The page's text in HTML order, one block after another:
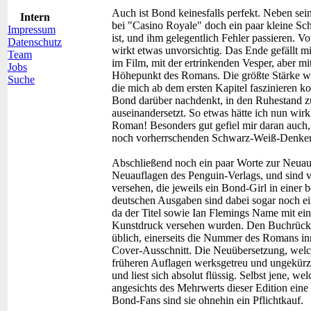
Intern
Impressum
Datenschutz
Team
Jobs
Suche
Auch ist Bond keinesfalls perfekt. Neben
bei "Casino Royale" doch ein paar kleine
ist, und ihm gelegentlich Fehler passieren.
wirkt etwas unvorsichtig. Das Ende gefällt
im Film, mit der ertrinkenden Vesper, aber
Höhepunkt des Romans. Die größte Stärke
die mich ab dem ersten Kapitel faszinieren
Bond darüber nachdenkt, in den Ruhestand
auseinandersetzt. So etwas hätte ich nun
Roman! Besonders gut gefiel mir daran
noch vorherrschenden Schwarz-Weiß-
Abschließend noch ein paar Worte zur
Neuauflagen des Penguin-Verlags, und
versehen, die jeweils ein Bond-Girl in einer
deutschen Ausgaben sind dabei sogar noch
da der Titel sowie Ian Flemings Name mit
Kunstdruck versehen wurden. Den
üblich, einerseits die Nummer des Romans
Cover-Ausschnitt. Die Neuübersetzung,
früheren Auflagen werksgetreu und
und liest sich absolut flüssig. Selbst jene,
angesichts des Mehrwerts dieser Edition
Bond-Fans sind sie ohnehin ein Pflichtkauf.